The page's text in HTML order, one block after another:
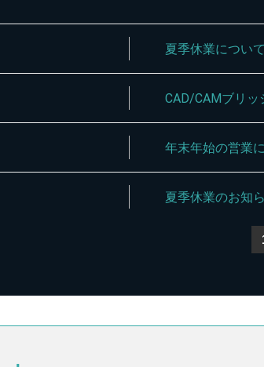
夏季休業について
CAD/CAMブリ
年末年始の営業
夏季休業のお知